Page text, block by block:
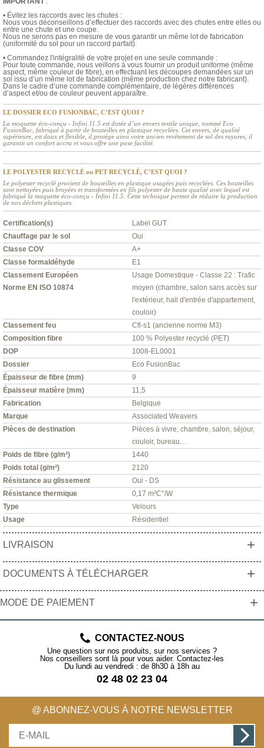
• Évitez les raccords avec les chutes :
Nous vous déconseillons d’effectuer des raccords avec des chutes entre elles ou
entre une chute et une coupe.
Nous ne serons pas en mesure de vous garantir un même lot de fabrication
(uniformité du sol pour un raccord parfait).
• Commandez l'intégralité de votre projet en une seule commande :
Pour toute commande, nous veillons à vous fournir un produit uniforme (même
aspect, même couleur de fibre), en effectuant les découpes demandées sur un
sol issu d’un même lot de fabrication (même production chez notre fabricant).
Dans le cadre d’une commande complémentaire, de légères différences
d’aspect et/ou de couleur peuvent apparaître.
LE DOSSIER ECO FUSIONBAC, C’EST QUOI ?
La moquette éco-conçu - Infini 11.5 est dotée d’un envers textile unique, nommé Eco
FusionBac, fabriqué à partir de bouteilles en plastique recyclées. Cet envers, de qualité
supérieure, est doux et flexible, il protège ainsi votre ancien revêtement de sol des rayures, il
garantit un confort accru et vous offre une pose facilité.
LE POLYESTER RECYCLÉ ou PET RECYCLÉ, C’EST QUOI ?
Le polyester recyclé provient de bouteilles en plastique usagées puis recyclées. Ces bouteilles
sont nettoyées puis broyées et transformées en fils polyester de haute qualité avec lequel est
fabriqué la moquette éco-conçu - Infini 11.5. Cette technique permet de réduire la production
de nos déchets plastiques.
Certification(s)
Label GUT
Chauffage par le sol
Oui
Classe COV
A+
Classe formaldéhyde
E1
Classement Européen
Norme EN ISO 10874
Usage Domestique - Classe 22 : Trafic
moyen (chambre, salon sans accès sur
l'extérieur, hall d'entrée d'appartement,
couloir)
Classement feu
Cfl-s1 (ancienne norme M3)
Composition fibre
100 % Polyester recyclé (PET)
DOP
1008-EL0001
Dossier
Eco FusionBac
Épaisseur de fibre (mm)
9
Épaisseur matière (mm)
11,5
Fabrication
Belgique
Marque
Associated Weavers
Pièces de destination
Pièces à vivre, chambre, salon, séjour,
couloir, bureau…
Poids de fibre (g/m²)
1440
Poids total (g/m²)
2120
Résistance au glissement
Oui - DS
Résistance thermique
0,17 m²C°/W
Type
Velours
Usage
Résidentiel
LIVRAISON +
DOCUMENTS À TÉLÉCHARGER +
MODE DE PAIEMENT +
CONTACTEZ-NOUS
Une question sur nos produits, sur nos services ?
Nos conseillers sont là pour vous aider. Contactez-les
Du lundi au vendredi : de 8h30 à 18h au
02 48 02 23 04
@ ABONNEZ-VOUS À NOTRE NEWSLETTER